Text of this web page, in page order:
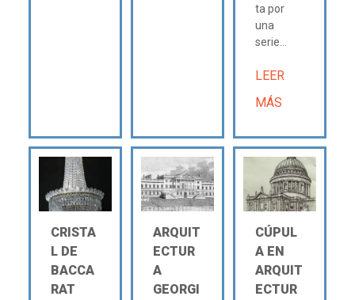
ta por
una
serie...
LEER
MÁS
CRISTA
L DE
BACCA
RAT
ARQUIT
ECTUR
A
GEORGI
CÚPUL
A EN
ARQUIT
ECTUR